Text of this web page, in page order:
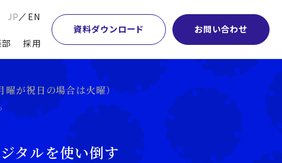
JP EN
採用
資料ダウンロード お問い合わせ
本社・間接業務改革
サプライチェーンマネジメント
物流改革
ヒューマンリソースマネジメント
営業・マーケティング
設計・開発・生産・調達
【特集】会計システム刷新
【特集】CFO革新
学術顧問紹介
DE&I推進の取り組み
グループ会社
グローバルネットワーク
が祝日の場合は火曜）
タルを使い倒す